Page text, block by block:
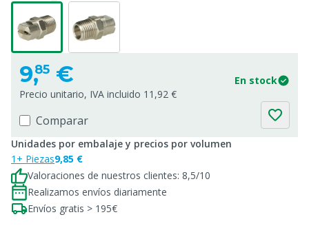
9,85 €
En stock
Precio unitario, IVA incluido 11,92 €
Comparar
Unidades por embalaje y precios por volumen
1+ Piezas9,85 €
Valoraciones de nuestros clientes: 8,5/10
Realizamos envíos diariamente
Envíos gratis > 195€